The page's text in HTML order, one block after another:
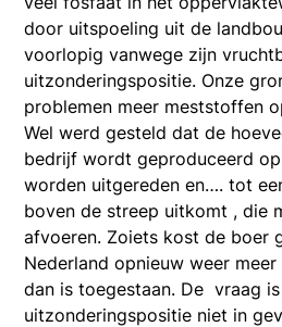
door uitspoeling uit de
voorlopig vanwege zijn
uitzonderingspositie. Onze
problemen meer meststoffen
Wel werd gesteld dat de
bedrijf wordt geproduceerd
worden uitgereden en…. tot
boven de streep uitkomt , die
afvoeren. Zoiets kost de boer
Nederland opnieuw weer
dan is toegestaan. De vraag
uitzonderingspositie niet in